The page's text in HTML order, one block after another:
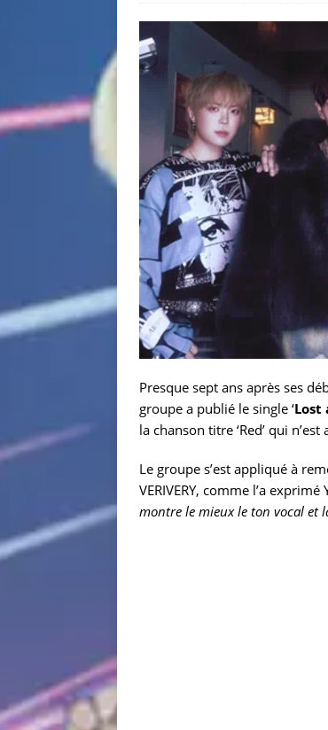
Presque sept ans après ses
groupe a publié le single ‘Lost
la chanson titre ‘Red’ qui
Le groupe s’est appliqué à
VERIVERY, comme l’a
montre le mieux le ton vocal et